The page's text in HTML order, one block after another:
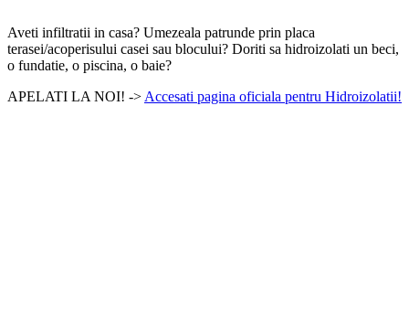
Aveti infiltratii in casa? Umezeala patrunde prin placa
terasei/acoperisului casei sau blocului? Doriti sa hidroizolati un beci,
o fundatie, o piscina, o baie?
APELATI LA NOI! -> Accesati pagina oficiala pentru Hidroizolatii!